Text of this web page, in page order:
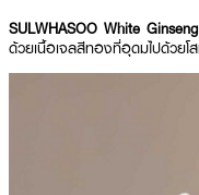
SULWHASOO White
ด้วยเนื้อเจลสีทองที่อุดมไปด้วยโ